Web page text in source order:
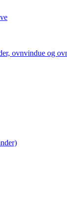
ovnvindue og